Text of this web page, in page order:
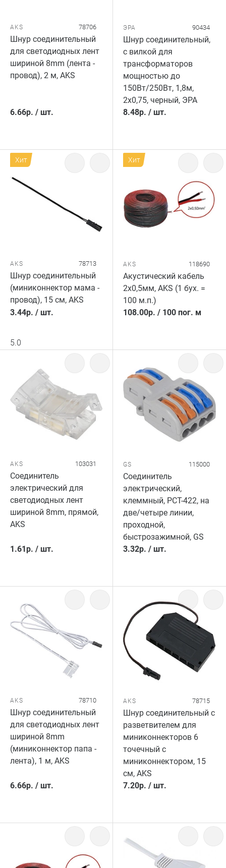
AKS 78706
Шнур соединительный
для светодиодных лент
шириной 8mm (лента -
провод), 2 м, AKS
6.66р. / шт.
ЭРА 90434
Шнур соединительный,
с вилкой для
трансформаторов
мощностью до
150Вт/250Вт, 1,8м,
2х0,75, черный, ЭРА
8.48р. / шт.
Хит
AKS 78713
Шнур соединительный
(миниконнектор мама -
провод), 15 см, AKS
3.44р. / шт.
5.0
Хит
AKS 118690
Акустический кабель
2х0,5мм, AKS (1 бух. =
100 м.п.)
108.00р. / 100 пог. м
AKS 103031
Соединитель
электрический для
светодиодных лент
шириной 8mm, прямой,
AKS
1.61р. / шт.
GS 115000
Соединитель
электрический,
клеммный, PCT-422, на
две/четыре линии,
проходной,
быстрозажимной, GS
3.32р. / шт.
AKS 78710
Шнур соединительный
для светодиодных лент
шириной 8mm
(миниконнектор папа -
лента), 1 м, AKS
6.66р. / шт.
AKS 78715
Шнур соединительный с
разветвителем для
миниконнекторов 6
точечный с
миниконнектором, 15
см, AKS
7.20р. / шт.